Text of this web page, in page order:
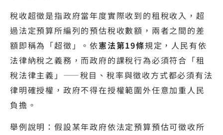
稅收超徵是指政府當年度實際收到的租稅收入，超
過法定預算所編列的預估稅收數額，兩者之間的差
額即稱為「超徵」。依憲法第19條規定，人民有依
法律納稅之義務，而政府的課稅行為必須符合「租
稅法律主義」——稅目、稅率與徵收方式都必須有法
律明確授權，政府不得在授權範圍外任意加重人民
負擔。
舉例說明：假設某年政府依法定預算預估可徵收所